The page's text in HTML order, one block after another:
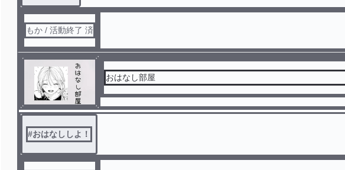
もか / 活動終了 済
おはなし部屋
#おはなししよ！